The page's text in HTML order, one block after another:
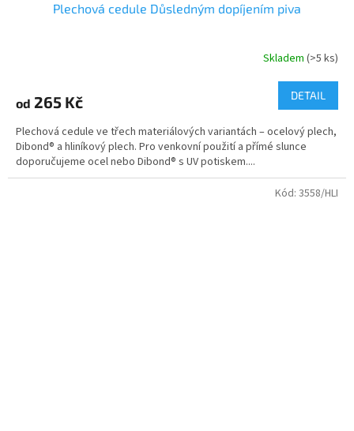
Plechová cedule Důsledným dopíjením piva
Skladem (>5 ks)
od 265 Kč DETAIL
Plechová cedule ve třech materiálových variantách – ocelový plech,
Dibond® a hliníkový plech. Pro venkovní použití a přímé slunce
doporučujeme ocel nebo Dibond® s UV potiskem....
Kód: 3558/HLI